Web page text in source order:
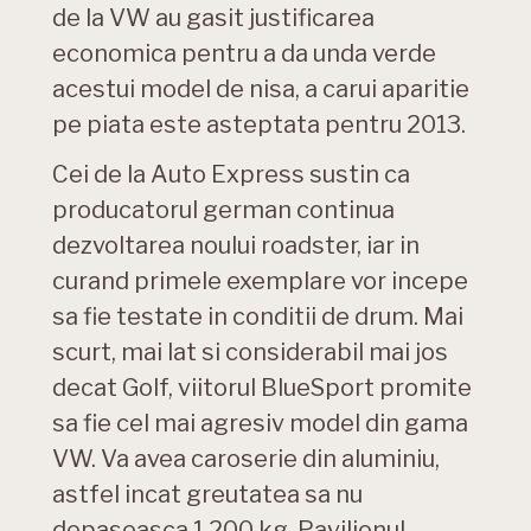
de la VW au gasit justificarea
economica pentru a da unda verde
acestui model de nisa, a carui aparitie
pe piata este asteptata pentru 2013.
Cei de la Auto Express sustin ca
producatorul german continua
dezvoltarea noului roadster, iar in
curand primele exemplare vor incepe
sa fie testate in conditii de drum. Mai
scurt, mai lat si considerabil mai jos
decat Golf, viitorul BlueSport promite
sa fie cel mai agresiv model din gama
VW. Va avea caroserie din aluminiu,
astfel incat greutatea sa nu